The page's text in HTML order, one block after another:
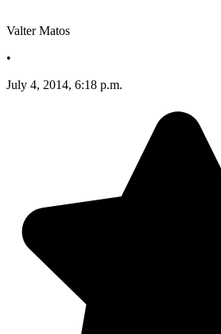
Valter Matos
•
July 4, 2014, 6:18 p.m.